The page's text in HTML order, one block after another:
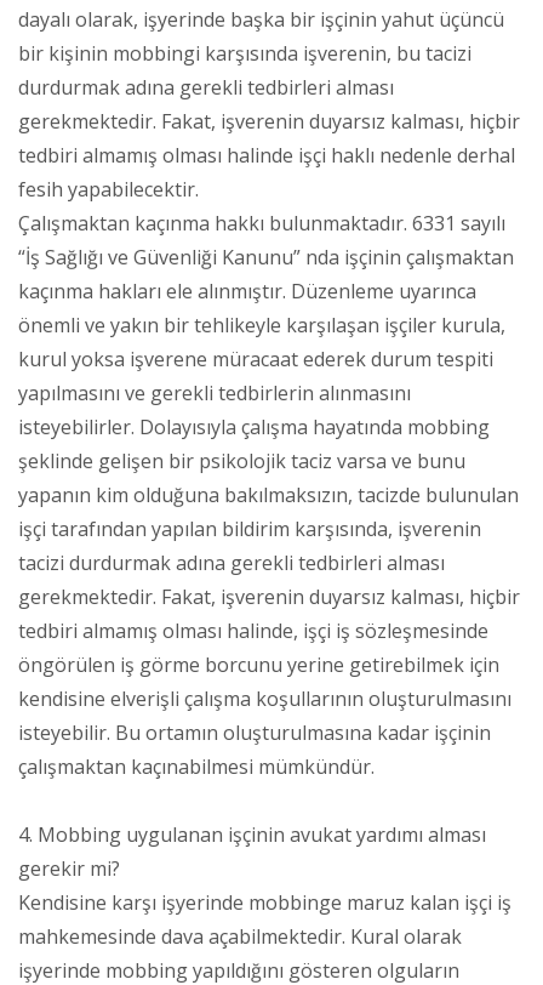
dayalı olarak, işyerinde başka bir işçinin yahut üçüncü
bir kişinin mobbingi karşısında işverenin, bu tacizi
durdurmak adına gerekli tedbirleri alması
gerekmektedir. Fakat, işverenin duyarsız kalması, hiçbir
tedbiri almamış olması halinde işçi haklı nedenle derhal
fesih yapabilecektir.
Çalışmaktan kaçınma hakkı bulunmaktadır. 6331 sayılı
“İş Sağlığı ve Güvenliği Kanunu” nda işçinin çalışmaktan
kaçınma hakları ele alınmıştır. Düzenleme uyarınca
önemli ve yakın bir tehlikeyle karşılaşan işçiler kurula,
kurul yoksa işverene müracaat ederek durum tespiti
yapılmasını ve gerekli tedbirlerin alınmasını
isteyebilirler. Dolayısıyla çalışma hayatında mobbing
şeklinde gelişen bir psikolojik taciz varsa ve bunu
yapanın kim olduğuna bakılmaksızın, tacizde bulunulan
işçi tarafından yapılan bildirim karşısında, işverenin
tacizi durdurmak adına gerekli tedbirleri alması
gerekmektedir. Fakat, işverenin duyarsız kalması, hiçbir
tedbiri almamış olması halinde, işçi iş sözleşmesinde
öngörülen iş görme borcunu yerine getirebilmek için
kendisine elverişli çalışma koşullarının oluşturulmasını
isteyebilir. Bu ortamın oluşturulmasına kadar işçinin
çalışmaktan kaçınabilmesi mümkündür.
4. Mobbing uygulanan işçinin avukat yardımı alması
gerekir mi?
Kendisine karşı işyerinde mobbinge maruz kalan işçi iş
mahkemesinde dava açabilmektedir. Kural olarak
işyerinde mobbing yapıldığını gösteren olguların